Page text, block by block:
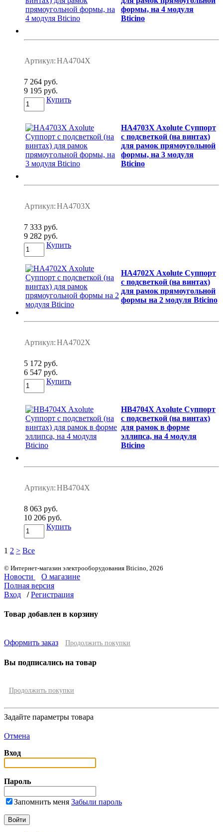
формы, на 4 модуля
Bticino
Артикул:HA4704X
7 264 руб.
9 195 руб.
Купить
HA4703X Axolute Суппорт
с подсветкой (на винтах)
для рамок прямоугольной
формы, на 3 модуля
Bticino
Артикул:HA4703X
7 333 руб.
9 282 руб.
Купить
HA4702X Axolute Суппорт
с подсветкой (на винтах)
для рамок прямоугольной
формы на 2 модуля Bticino
Артикул:HA4702X
5 172 руб.
6 547 руб.
Купить
HB4704X Axolute Суппорт
с подсветкой (на винтах)
для рамок в форме
эллипса, на 4 модуля
Bticino
Артикул:HB4704X
8 063 руб.
10 206 руб.
Купить
1 2 > Все
© Интернет-магазин электрооборудования Bticino, 2026
Новости
О магазине
Полная версия
Вход
/ Регистрация
Товар добавлен в корзину
Оформить заказ Продолжить покупки
Вы подписались на товар
Продолжить покупки
Задайте параметры товара
Отмена
Вход
Пароль
Запомнить меня Забыли пароль